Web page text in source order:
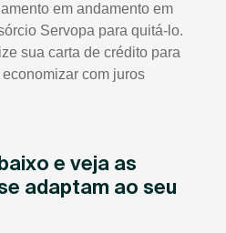
em andamento em
Servopa para quitá-lo.
sua carta de crédito para
com juros
e veja as
adaptam ao seu